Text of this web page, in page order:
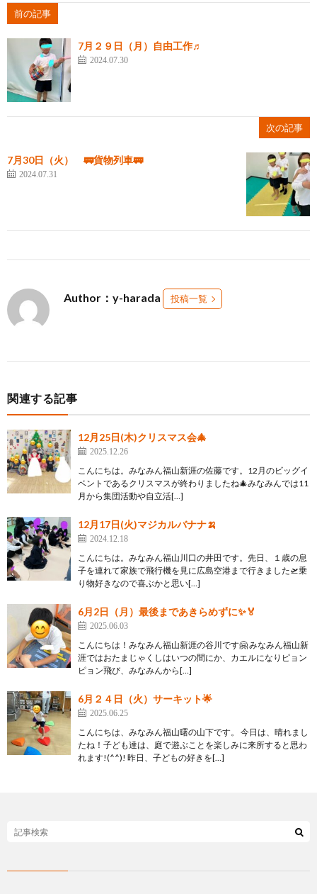
前の記事
7月２９日（月）自由工作♬
2024.07.30
次の記事
7月30日（火） 🚃貨物列車🚃
2024.07.31
Author：y-harada 投稿一覧
関連する記事
12月25日(木)クリスマス会🎄
2025.12.26
こんにちは。みなみん福山新涯の佐藤です。12月のビッグイ
ベントであるクリスマスが終わりましたね🎄みなみんでは11
月から集団活動や自立活[…]
12月17日(火)マジカルバナナ🍌
2024.12.18
こんにちは。みなみん福山川口の井田です。先日、１歳の息
子を連れて家族で飛行機を見に広島空港まで行きました🛫乗
り物好きなので喜ぶかと思い[…]
6月2日（月）最後まであきらめずに✨🏅
2025.06.03
こんにちは！みなみん福山新涯の谷川です🤗 みなみん福山新
涯ではおたまじゃくしはいつの間にか、カエルになりピョン
ピョン飛び、みなみんから[…]
6月２４日（火）サーキット🌟
2025.06.25
こんにちは、みなみん福山曙の山下です。 今日は、晴れまし
たね！子ども達は、庭で遊ぶことを楽しみに来所すると思わ
れます!(^^)! 昨日、子どもの好きを[…]